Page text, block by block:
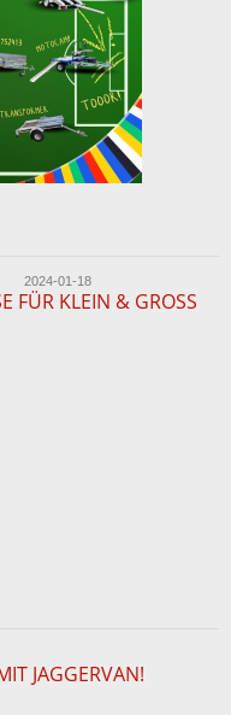
2024-01-18
FÜR KLEIN & GROSS
JAGGERVAN!